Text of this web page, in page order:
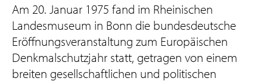
Am 20. Januar 1975 fand im Rheinischen
Landesmuseum in Bonn die bundesdeutsche
Eröffnungsveranstaltung zum Europäischen
Denkmalschutzjahr statt, getragen von einem
breiten gesellschaftlichen und politischen